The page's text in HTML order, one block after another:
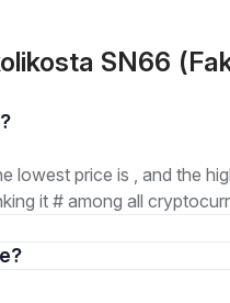
SN66
lowest price is , and the
it # among all